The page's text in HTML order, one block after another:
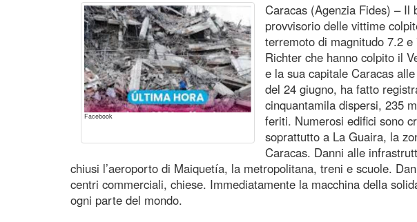
Facebook
Caracas (Agenzia Fides) – Il
provvisorio delle vittime
terremoto di magnitudo 7.2
Richter che hanno colpito il
e la sua capitale Caracas
del 24 giugno, ha fatto
cinquantamila dispersi, 235
feriti. Numerosi edifici sono
soprattutto a La Guaira, la
Caracas. Danni alle
chiusi l’aeroporto di Maiquetía, la metropolitana, treni e scuole.
centri commerciali, chiese. Immediatamente la macchina della
ogni parte del mondo.